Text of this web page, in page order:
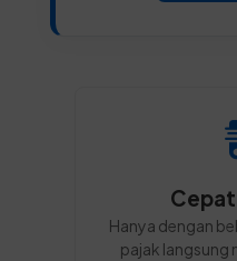
Cepat
Hanya dengan
pajak langsung